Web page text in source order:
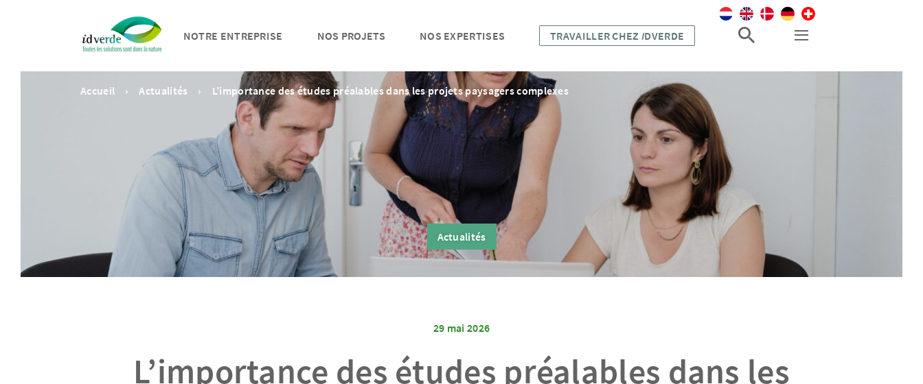
NOTRE ENTREPRISE NOS PROJETS NOS EXPERTISES TRAVAILLER CHEZ IDVERDE
Accueil Actualités L’importance des études préalables dans les projets paysagers complexes
Actualités
29 mai 2026
L’importance des études préalables dans les